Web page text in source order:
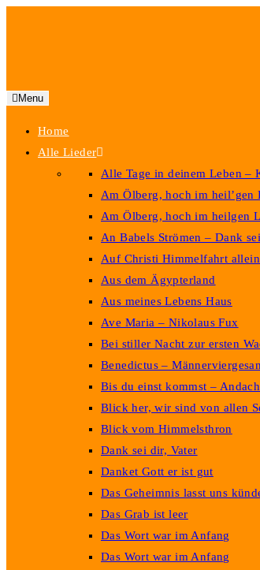
Menu
Home
Alle Lieder
Alle Tage in deinem Leben –
Am Ölberg, hoch im heil’gen
Am Ölberg, hoch im heilgen
An Babels Strömen – Dank
Auf Christi Himmelfahrt
Aus dem Ägypterland
Aus meines Lebens Haus
Ave Maria – Nikolaus Fux
Bei stiller Nacht zur ersten
Benedictus –
Bis du einst kommst –
Blick her, wir sind von allen
Blick vom Himmelsthron
Dank sei dir, Vater
Danket Gott er ist gut
Das Geheimnis lasst uns
Das Grab ist leer
Das Wort war im Anfang
Das Wort war im Anfang